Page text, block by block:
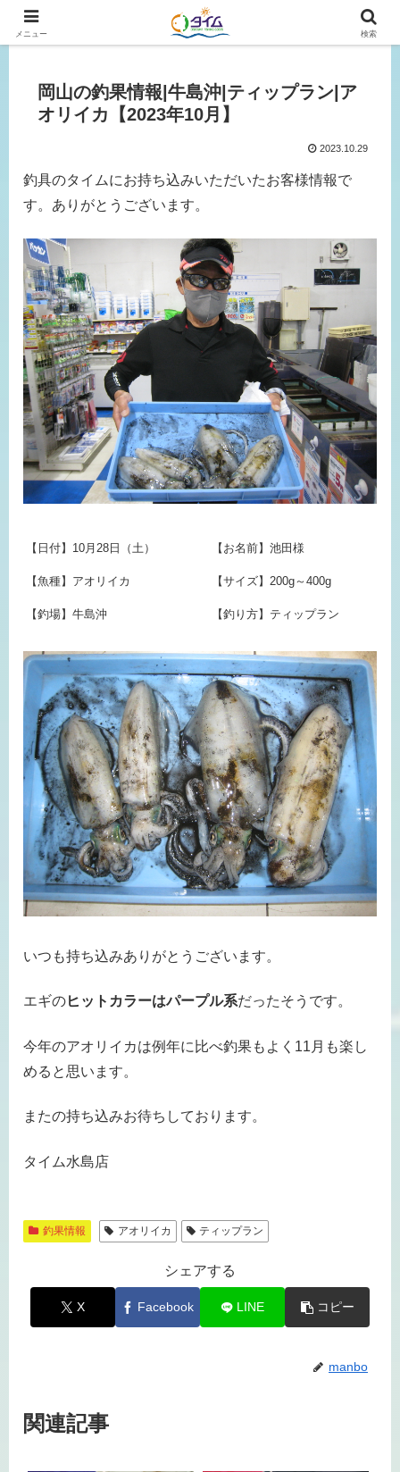
広島、岡山の釣り情報はタイムにおまかせ！
岡山の釣果情報|牛島沖|ティップラン|ア
オリイカ【2023年10月】
2023.10.29
釣具のタイムにお持ち込みいただいたお客様情報で
す。ありがとうございます。
【日付】10月28日（土） 【お名前】池田様
【魚種】アオリイカ 【サイズ】200g～400g
【釣場】牛島沖 【釣り方】ティップラン
いつも持ち込みありがとうございます。
エギのヒットカラーはパープル系だったそうです。
今年のアオリイカは例年に比べ釣果もよく11月も楽し
めると思います。
またの持ち込みお待ちしております。
タイム水島店
釣果情報 アオリイカ ティップラン
シェアする
X Facebook LINE コピー
manbo
関連記事
メニュー 検索